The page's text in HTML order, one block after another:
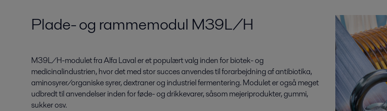
Plade- og rammemodul M39L/H
M39L/H-modulet fra Alfa Laval er et populært valg inden for biotek- og
medicinalindustrien, hvor det med stor succes anvendes til forarbejdning af antibiotika,
aminosyrer/organiske syrer, dextraner og industriel fermentering. Modulet er også meget
udbredt til anvendelser inden for føde- og drikkevarer, såsom mejeriprodukter, gummi,
sukker osv.